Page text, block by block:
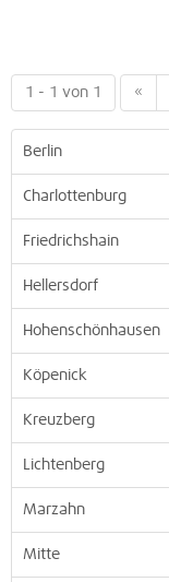
1 - 1 von 1 «
Berlin
Charlottenburg
Friedrichshain
Hellersdorf
Hohenschönhausen
Köpenick
Kreuzberg
Lichtenberg
Marzahn
Mitte